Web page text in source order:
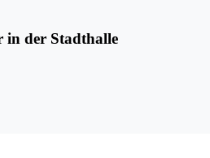
in der Stadthalle